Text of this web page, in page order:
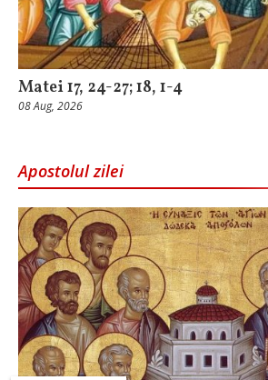
Matei 17, 24-27; 18, 1-4
08 Aug, 2026
Apostolul zilei